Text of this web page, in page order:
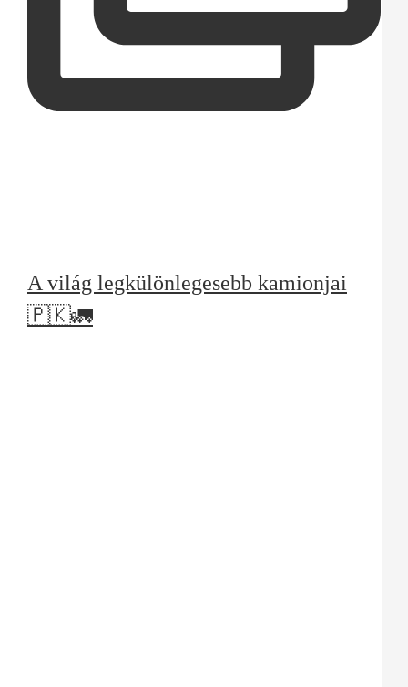
A világ legkülönlegesebb kamionjai
🇵🇰🚛